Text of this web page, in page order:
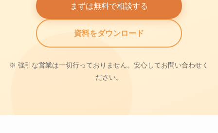
まずは無料で相談する
資料をダウンロード
※ 強引な営業は一切行っておりません。安心してお問い合わせく
ださい。